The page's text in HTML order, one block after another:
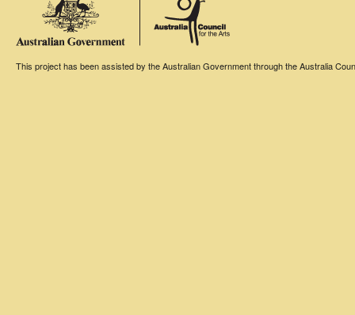
This project has been assisted by the Australian Government through the Australia